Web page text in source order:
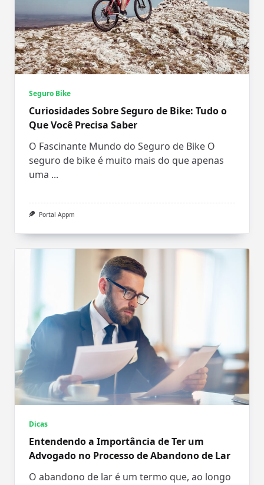
Seguro Bike
Curiosidades Sobre Seguro de Bike: Tudo o
Que Você Precisa Saber
O Fascinante Mundo do Seguro de Bike O
seguro de bike é muito mais do que apenas
uma ...
Portal Appm
Dicas
Entendendo a Importância de Ter um
Advogado no Processo de Abandono de Lar
O abandono de lar é um termo que, ao longo